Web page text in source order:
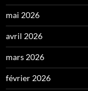
mai 2026
avril 2026
mars 2026
février 2026